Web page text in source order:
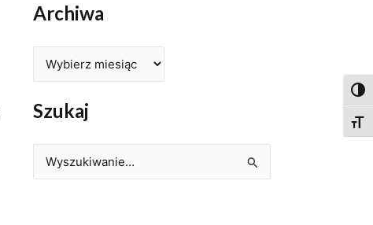
Archiwa
Szukaj
Szukaj